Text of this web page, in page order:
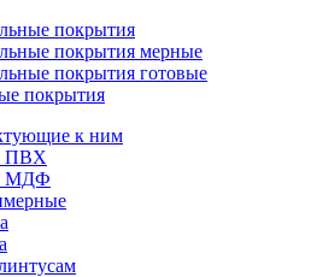
покрытия
покрытия мерные
покрытия готовые
покрытия
к ним
ПВХ
МДФ